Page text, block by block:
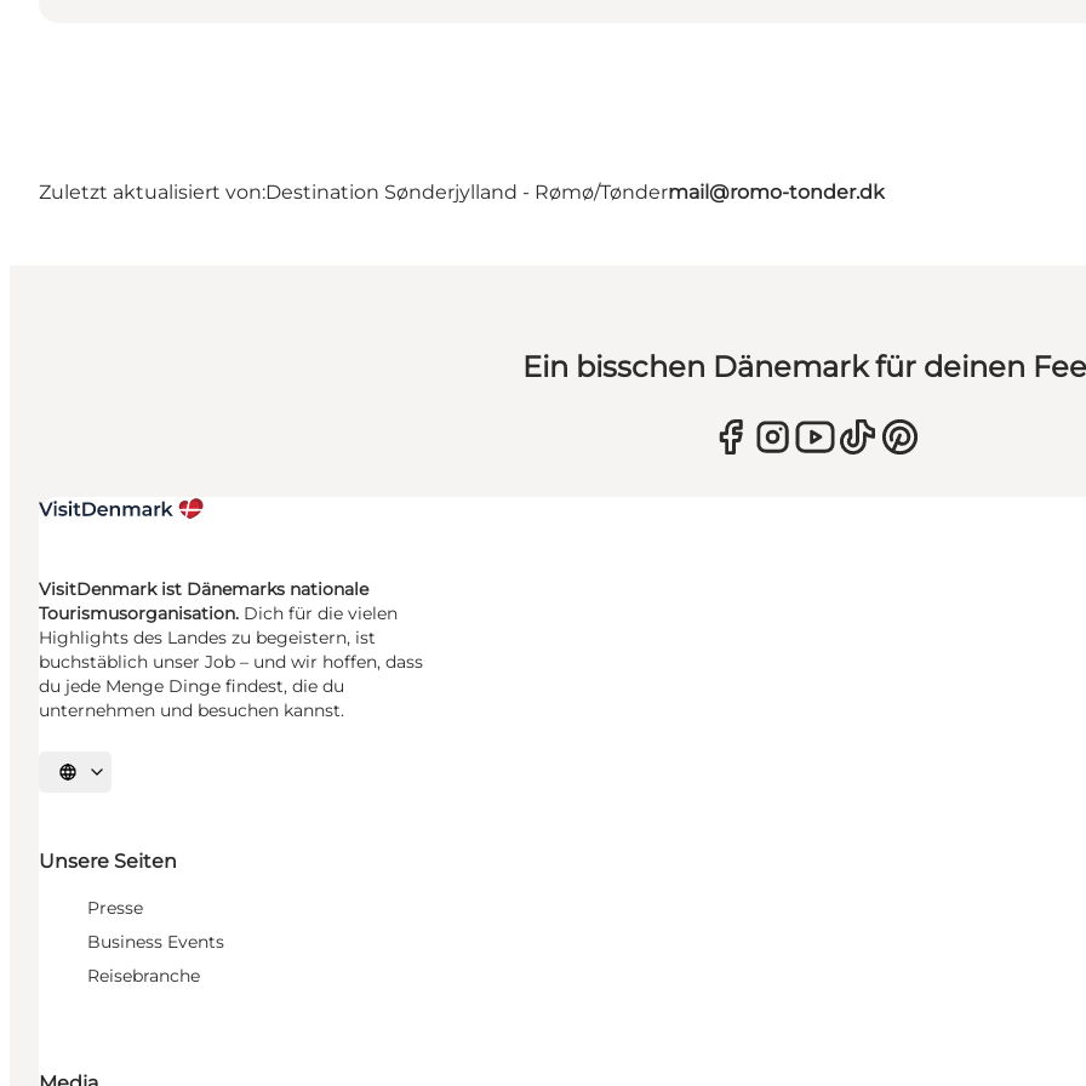
Zuletzt aktualisiert von:Destination Sønderjylland - Rømø/Tøndermail@romo-tonder.dk
Ein bisschen Dänemark für deinen
VisitDenmark ist Dänemarks nationale
Tourismusorganisation. Dich für die vielen
Highlights des Landes zu begeistern, ist
buchstäblich unser Job – und wir hoffen, dass
du jede Menge Dinge findest, die du
unternehmen und besuchen kannst.
Sprache auswählen
Unsere Seiten
Presse
Business Events
Reisebranche